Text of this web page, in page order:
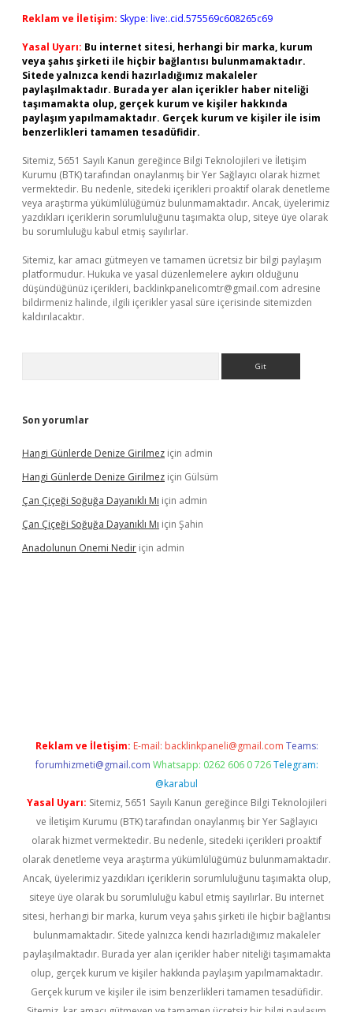
Reklam ve İletişim: Skype: live:.cid.575569c608265c69
Yasal Uyarı: Bu internet sitesi, herhangi bir marka, kurum
veya şahıs şirketi ile hiçbir bağlantısı bulunmamaktadır.
Sitede yalnızca kendi hazırladığımız makaleler
paylaşılmaktadır. Burada yer alan içerikler haber niteliği
taşımamakta olup, gerçek kurum ve kişiler hakkında
paylaşım yapılmamaktadır. Gerçek kurum ve kişiler ile isim
benzerlikleri tamamen tesadüfidir.
Sitemiz, 5651 Sayılı Kanun gereğince Bilgi Teknolojileri ve İletişim
Kurumu (BTK) tarafından onaylanmış bir Yer Sağlayıcı olarak hizmet
vermektedir. Bu nedenle, sitedeki içerikleri proaktif olarak denetleme
veya araştırma yükümlülüğümüz bulunmamaktadır. Ancak, üyelerimiz
yazdıkları içeriklerin sorumluluğunu taşımakta olup, siteye üye olarak
bu sorumluluğu kabul etmiş sayılırlar.
Sitemiz, kar amacı gütmeyen ve tamamen ücretsiz bir bilgi paylaşım
platformudur. Hukuka ve yasal düzenlemelere aykırı olduğunu
düşündüğünüz içerikleri, backlinkpanelicomtr@gmail.com adresine
bildirmeniz halinde, ilgili içerikler yasal süre içerisinde sitemizden
kaldırılacaktır.
Son yorumlar
Hangi Günlerde Denize Girilmez için admin
Hangi Günlerde Denize Girilmez için Gülsüm
Çan Çiçeği Soğuğa Dayanıklı Mı için admin
Çan Çiçeği Soğuğa Dayanıklı Mı için Şahin
Anadolunun Onemi Nedir için admin
Reklam ve İletişim: E-mail: backlinkpaneli@gmail.com Teams:
forumhizmeti@gmail.com Whatsapp: 0262 606 0 726 Telegram:
@karabul
Yasal Uyarı: Sitemiz, 5651 Sayılı Kanun gereğince Bilgi Teknolojileri
ve İletişim Kurumu (BTK) tarafından onaylanmış bir Yer Sağlayıcı
olarak hizmet vermektedir. Bu nedenle, sitedeki içerikleri proaktif
olarak denetleme veya araştırma yükümlülüğümüz bulunmamaktadır.
Ancak, üyelerimiz yazdıkları içeriklerin sorumluluğunu taşımakta olup,
siteye üye olarak bu sorumluluğu kabul etmiş sayılırlar. Bu internet
sitesi, herhangi bir marka, kurum veya şahıs şirketi ile hiçbir bağlantısı
bulunmamaktadır. Sitede yalnızca kendi hazırladığımız makaleler
paylaşılmaktadır. Burada yer alan içerikler haber niteliği taşımamakta
olup, gerçek kurum ve kişiler hakkında paylaşım yapılmamaktadır.
Gerçek kurum ve kişiler ile isim benzerlikleri tamamen tesadüfidir.